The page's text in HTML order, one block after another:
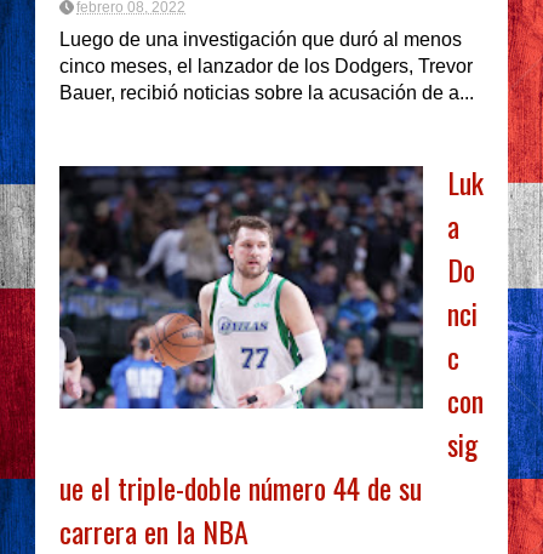
febrero 08, 2022
Luego de una investigación que duró al menos
cinco meses, el lanzador de los Dodgers, Trevor
Bauer, recibió noticias sobre la acusación de a...
Luk
a
Do
nci
c
con
sig
ue el triple-doble número 44 de su
carrera en la NBA